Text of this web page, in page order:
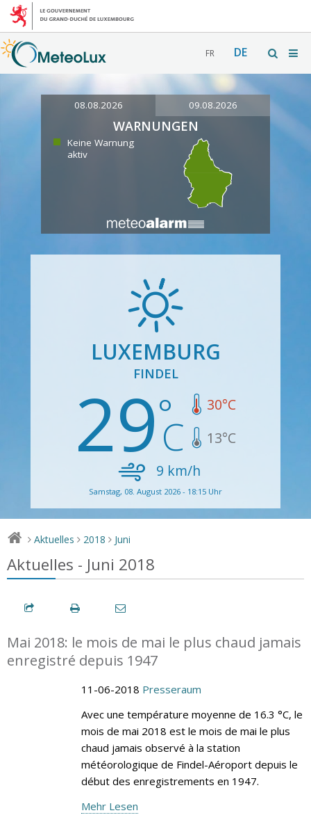
FR DE
08.08.2026 09.08.2026
WARNUNGEN
Keine Warnung
aktiv
LUXEMBURG
FINDEL
29 30°C
13°C
9 km/h
Samstag, 08. August 2026 - 18:15 Uhr
> Aktuelles > 2018 > Juni
Aktuelles - Juni 2018
Mai 2018: le mois de mai le plus chaud jamais
enregistré depuis 1947
11-06-2018 Presseraum
Avec une température moyenne de 16.3 °C, le
mois de mai 2018 est le mois de mai le plus
chaud jamais observé à la station
météorologique de Findel-Aéroport depuis le
début des enregistrements en 1947.
Mehr Lesen